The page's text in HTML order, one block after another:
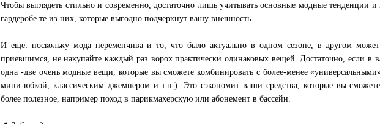
Чтобы выглядеть стильно и современно, достаточно лишь учитывать основные модные тенденции и
гардеробе те из них, которые выгодно подчеркнут вашу внешность.
И еще: поскольку мода переменчива и то, что было актуально в одном сезоне, в другом
приевшимся, не накупайте каждый раз ворох практически одинаковых вещей. Достаточно, если в
одна -две очень модные вещи, которые вы сможете комбинировать с более-менее
мини-юбкой, классическим джемпером и т.п.). Это сэкономит ваши средства, которые вы
более полезное, например поход в парикмахерскую или абонемент в бассейн.